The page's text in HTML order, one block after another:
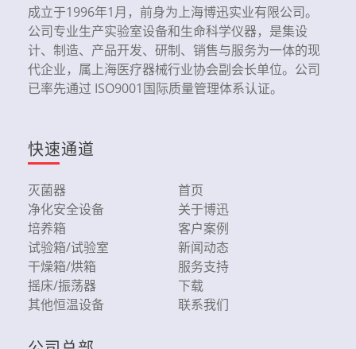
成立于1996年1月，前身为上海博迅实业有限公司。
公司专业生产实验室设备和生命科学仪器，是集设
计、制造、产品开发、研制、销售与服务为一体的现
代企业，属上海医疗器械行业协会副会长单位。公司
已率先通过 ISO9001国际质量管理体系认证。
快速通道
灭菌器
净化安全设备
培养箱
试验箱/试验室
干燥箱/烘箱
摇床/振荡器
其他恒温设备
首页
关于博迅
客户案例
新闻动态
服务支持
下载
联系我们